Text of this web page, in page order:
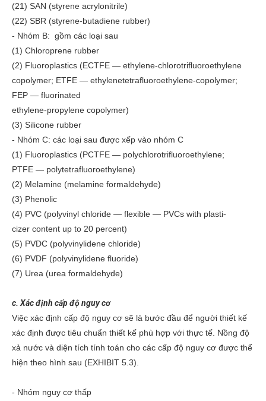
(21) SAN (styrene acrylonitrile)
(22) SBR (styrene-butadiene rubber)
- Nhóm B: gồm các loại sau
(1) Chloroprene rubber
(2) Fluoroplastics (ECTFE — ethylene-chlorotrifluoroethylene
copolymer; ETFE — ethylenetetrafluoroethylene-copolymer;
FEP — fluorinated
ethylene-propylene copolymer)
(3) Silicone rubber
- Nhóm C: các loại sau được xếp vào nhóm C
(1) Fluoroplastics (PCTFE — polychlorotrifluoroethylene;
PTFE — polytetrafluoroethylene)
(2) Melamine (melamine formaldehyde)
(3) Phenolic
(4) PVC (polyvinyl chloride — flexible — PVCs with plasti‐
cizer content up to 20 percent)
(5) PVDC (polyvinylidene chloride)
(6) PVDF (polyvinylidene fluoride)
(7) Urea (urea formaldehyde)
c. Xác định cấp độ nguy cơ
Việc xác định cấp độ nguy cơ sẽ là bước đầu để người thiết kế
xác định được tiêu chuẩn thiết kế phù hợp với thực tế. Nồng độ
xả nước và diện tích tính toán cho các cấp độ nguy cơ được thể
hiện theo hình sau (EXHIBIT 5.3).
- Nhóm nguy cơ thấp